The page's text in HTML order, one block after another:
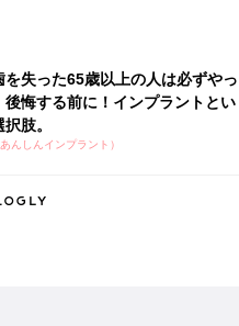
を失った65歳以上の人は必ずやっ
後悔する前に！インプラントとい
択肢。
んしんインプラント）